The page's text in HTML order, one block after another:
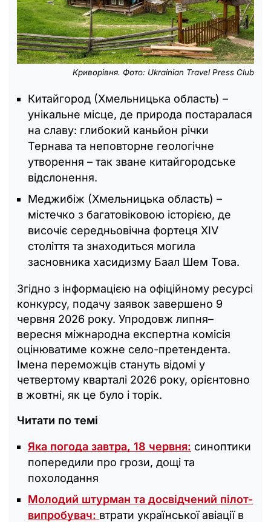
Криворівня. Фото: Ukrainian Travel Press Club
Китайгород (Хмельницька область) –
унікальне місце, де природа постаралася
на славу: глибокий каньйон річки
Тернава та неповторне геологічне
утворення – так зване китайгородське
відслонення.
Меджибіж (Хмельницька область) –
містечко з багатовіковою історією, де
височіє середньовічна фортеця XIV
століття та знаходиться могила
засновника хасидизму Баал Шем Това.
Згідно з інформацією на офіційному ресурсі
конкурсу, подачу заявок завершено 9
червня 2026 року. Упродовж липня–
вересня міжнародна експертна комісія
оцінюватиме кожне село-претендента.
Імена переможців стануть відомі у
четвертому кварталі 2026 року, орієнтовно
в жовтні, як це було і торік.
Читати по темі
Яка погода завтра, 18 червня: синоптики
попередили про грози, дощі та
похолодання
Молодий штурман та досвідчений пілот-
випробувач: втрати української авіації в